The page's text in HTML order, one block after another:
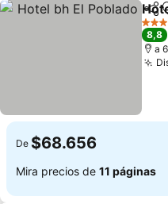
4
8,8
a
De $68.656
Mira precios de 11 páginas